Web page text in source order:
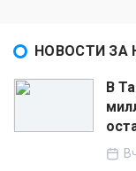
НОВОСТИ ЗА
В